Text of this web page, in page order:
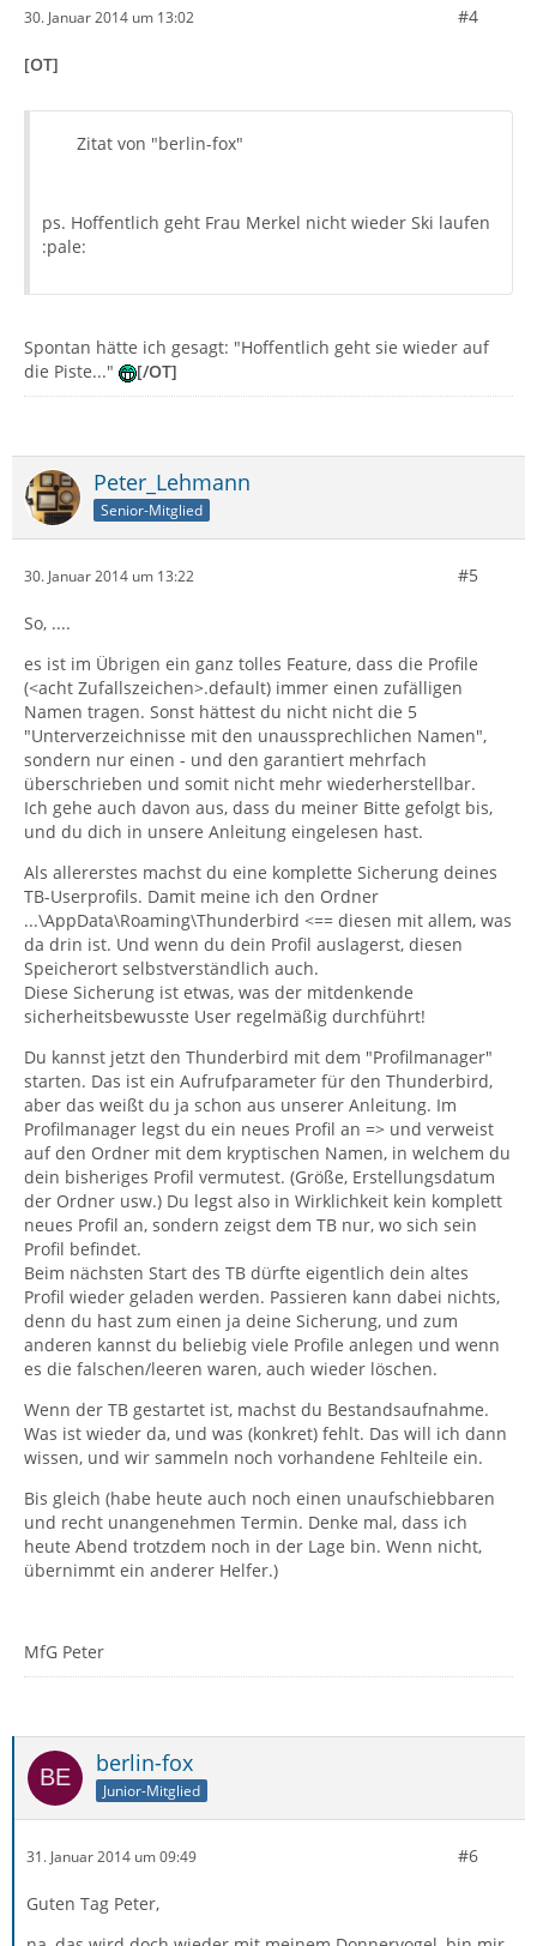
30. Januar 2014 um 13:02 #4
[OT]
Zitat von "berlin-fox"
ps. Hoffentlich geht Frau Merkel nicht wieder Ski laufen
:pale:
Spontan hätte ich gesagt: "Hoffentlich geht sie wieder auf
die Piste..."
[/OT]
Peter_Lehmann
Senior-Mitglied
30. Januar 2014 um 13:22 #5
So, ....
es ist im Übrigen ein ganz tolles Feature, dass die Profile
(<acht Zufallszeichen>.default) immer einen zufälligen
Namen tragen. Sonst hättest du nicht nicht die 5
"Unterverzeichnisse mit den unaussprechlichen Namen",
sondern nur einen - und den garantiert mehrfach
überschrieben und somit nicht mehr wiederherstellbar.
Ich gehe auch davon aus, dass du meiner Bitte gefolgt bis,
und du dich in unsere Anleitung eingelesen hast.
Als allererstes machst du eine komplette Sicherung deines
TB-Userprofils. Damit meine ich den Ordner
...\AppData\Roaming\Thunderbird <== diesen mit allem, was
da drin ist. Und wenn du dein Profil auslagerst, diesen
Speicherort selbstverständlich auch.
Diese Sicherung ist etwas, was der mitdenkende
sicherheitsbewusste User regelmäßig durchführt!
Du kannst jetzt den Thunderbird mit dem "Profilmanager"
starten. Das ist ein Aufrufparameter für den Thunderbird,
aber das weißt du ja schon aus unserer Anleitung. Im
Profilmanager legst du ein neues Profil an => und verweist
auf den Ordner mit dem kryptischen Namen, in welchem du
dein bisheriges Profil vermutest. (Größe, Erstellungsdatum
der Ordner usw.) Du legst also in Wirklichkeit kein komplett
neues Profil an, sondern zeigst dem TB nur, wo sich sein
Profil befindet.
Beim nächsten Start des TB dürfte eigentlich dein altes
Profil wieder geladen werden. Passieren kann dabei nichts,
denn du hast zum einen ja deine Sicherung, und zum
anderen kannst du beliebig viele Profile anlegen und wenn
es die falschen/leeren waren, auch wieder löschen.
Wenn der TB gestartet ist, machst du Bestandsaufnahme.
Was ist wieder da, und was (konkret) fehlt. Das will ich dann
wissen, und wir sammeln noch vorhandene Fehlteile ein.
Bis gleich (habe heute auch noch einen unaufschiebbaren
und recht unangenehmen Termin. Denke mal, dass ich
heute Abend trotzdem noch in der Lage bin. Wenn nicht,
übernimmt ein anderer Helfer.)
MfG Peter
berlin-fox
Junior-Mitglied
31. Januar 2014 um 09:49 #6
Guten Tag Peter,